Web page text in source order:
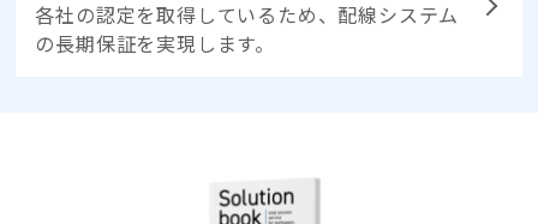
各社の認定を取得しているため、配線システム
の長期保証を実現します。